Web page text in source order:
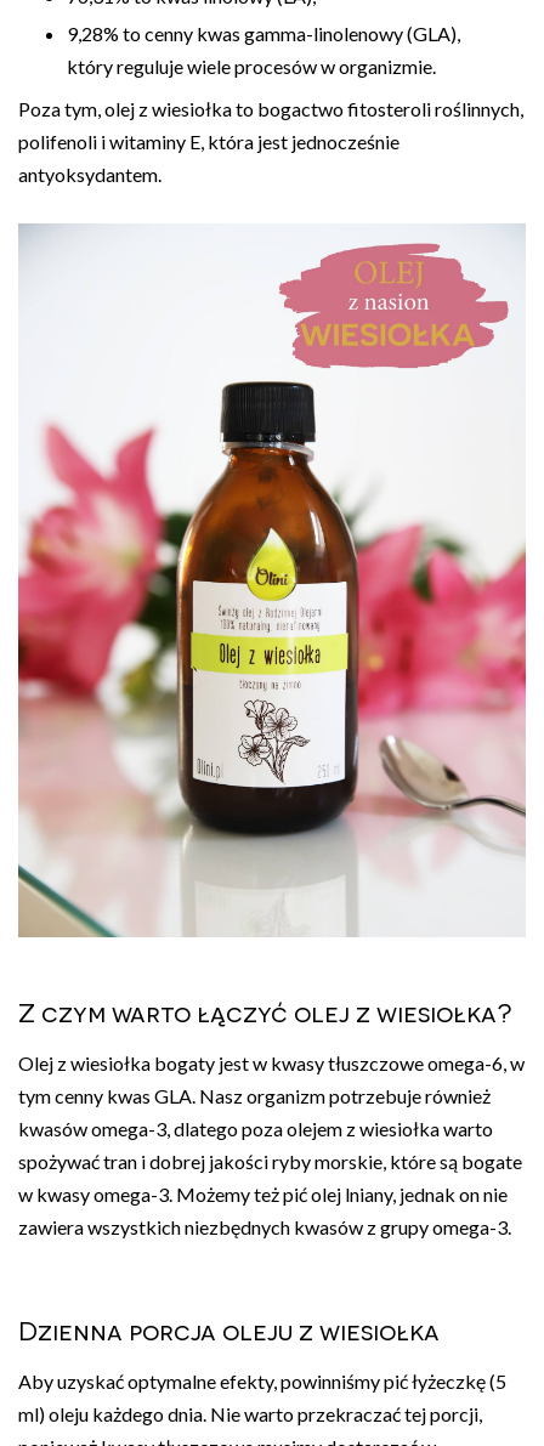
9,28% to cenny kwas gamma-linolenowy (GLA),
który reguluje wiele procesów w organizmie.
Poza tym, olej z wiesiołka to bogactwo fitosteroli roślinnych,
polifenoli i witaminy E, która jest jednocześnie
antyoksydantem.
Z czym warto łączyć olej z wiesiołka?
Olej z wiesiołka bogaty jest w kwasy tłuszczowe omega-6, w
tym cenny kwas GLA. Nasz organizm potrzebuje również
kwasów omega-3, dlatego poza olejem z wiesiołka warto
spożywać tran i dobrej jakości ryby morskie, które są bogate
w kwasy omega-3. Możemy też pić olej lniany, jednak on nie
zawiera wszystkich niezbędnych kwasów z grupy omega-3.
Dzienna porcja oleju z wiesiołka
Aby uzyskać optymalne efekty, powinniśmy pić łyżeczkę (5
ml) oleju każdego dnia. Nie warto przekraczać tej porcji,